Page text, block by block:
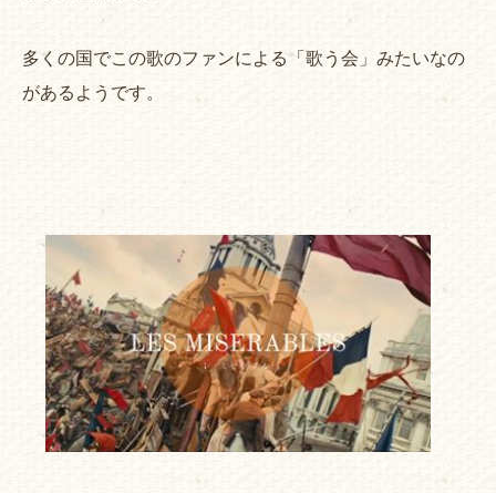
多くの国でこの歌のファンによる「歌う会」みたいなの
があるようです。